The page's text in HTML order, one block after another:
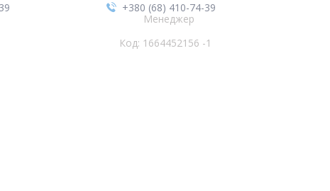
+380 (68) 410-74-39
Менеджер
1664452156 -1